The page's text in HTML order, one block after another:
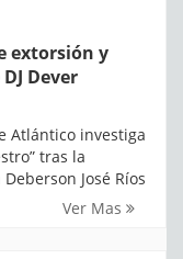
extorsión y
Dever
investiga
tras la
José Ríos
Ver Mas